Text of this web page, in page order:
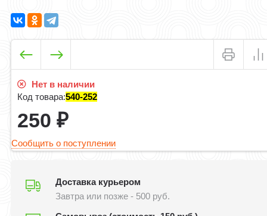
Нет в наличии
Код товара:540-252
250₽
Сообщить о поступлении
Доставка курьером
Завтра или позже - 500 руб.